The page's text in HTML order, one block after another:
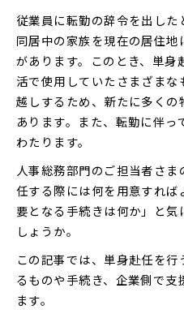
従業員に転勤の辞令を出し
同居中の家族を現在の居住
があります。このとき、単
活で使用していたさまざま
越しするため、新たに多く
あります。また、転勤に伴
わたります。
人事総務部門のご担当者さ
任する際には何を用意すれ
要となる手続きは何か」と
しょうか。
この記事では、単身赴任を
るものや手続き、企業側で
ます。